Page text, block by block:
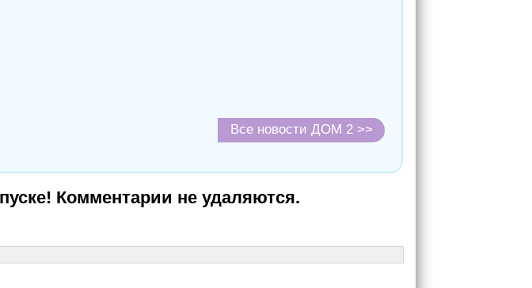
Все новости ДОМ 2 >>
Комментарии не удаляются.